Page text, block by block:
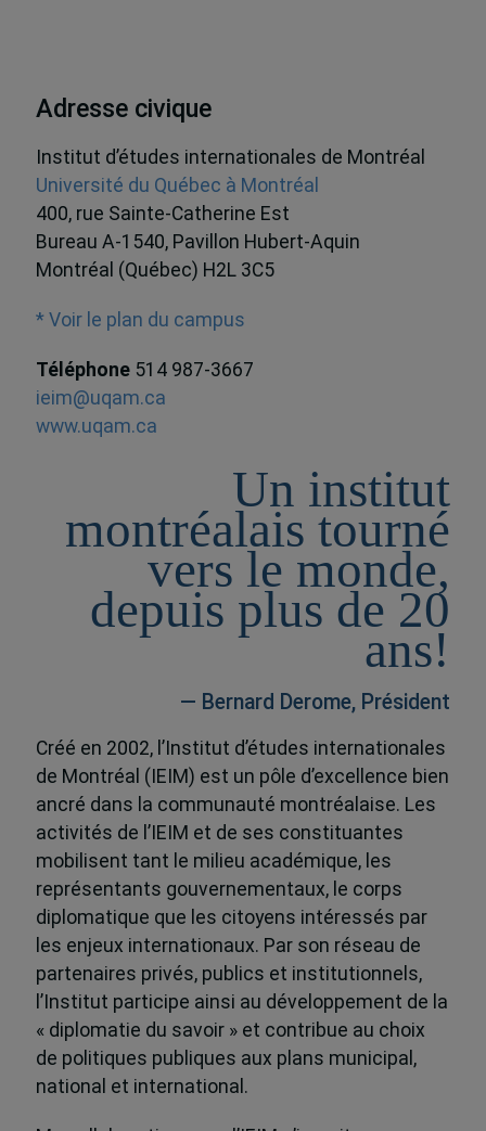
Adresse civique
Institut d’études internationales de Montréal
Université du Québec à Montréal
400, rue Sainte-Catherine Est
Bureau A-1540, Pavillon Hubert-Aquin
Montréal (Québec) H2L 3C5
* Voir le plan du campus
Téléphone 514 987-3667
ieim@uqam.ca
www.uqam.ca
Un institut
montréalais tourné
vers le monde,
depuis plus de 20
ans!
— Bernard Derome, Président
Créé en 2002, l’Institut d’études internationales
de Montréal (IEIM) est un pôle d’excellence bien
ancré dans la communauté montréalaise. Les
activités de l’IEIM et de ses constituantes
mobilisent tant le milieu académique, les
représentants gouvernementaux, le corps
diplomatique que les citoyens intéressés par
les enjeux internationaux. Par son réseau de
partenaires privés, publics et institutionnels,
l’Institut participe ainsi au développement de la
« diplomatie du savoir » et contribue au choix
de politiques publiques aux plans municipal,
national et international.